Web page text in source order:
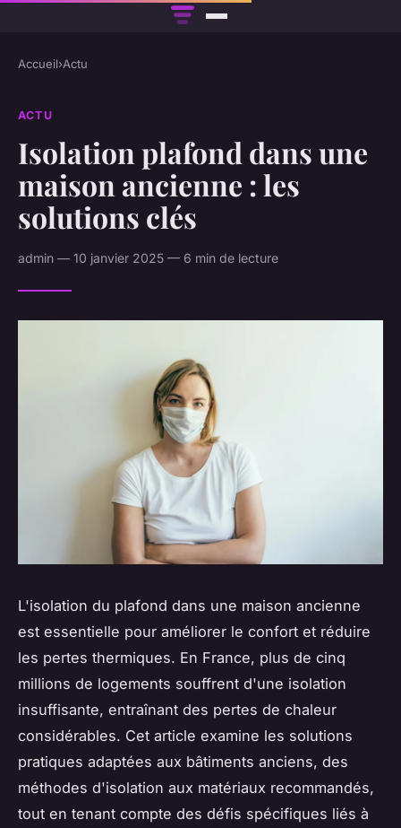
Accueil›Actu
ACTU
Isolation plafond dans une
maison ancienne : les
solutions clés
admin — 10 janvier 2025 — 6 min de lecture
L'isolation du plafond dans une maison ancienne
est essentielle pour améliorer le confort et réduire
les pertes thermiques. En France, plus de cinq
millions de logements souffrent d'une isolation
insuffisante, entraînant des pertes de chaleur
considérables. Cet article examine les solutions
pratiques adaptées aux bâtiments anciens, des
méthodes d'isolation aux matériaux recommandés,
tout en tenant compte des défis spécifiques liés à